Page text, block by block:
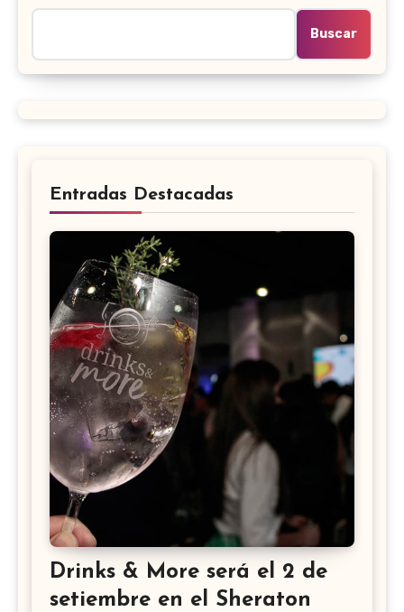
Buscar
Entradas Destacadas
Drinks & More será el 2 de
setiembre en el Sheraton